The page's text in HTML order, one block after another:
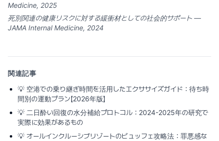
Medicine, 2025
死別関連の健康リスクに対する緩衝材としての社会的サポート —
JAMA Internal Medicine, 2024
関連記事
💡 空港での乗り継ぎ時間を活用したエクササイズガイド：待ち時
間別の運動プラン【2026年版】
💡 二日酔い回復の水分補給プロトコル：2024-2025年の研究で
実際に効果があるもの
💡 オールインクルーシブリゾートのビュッフェ攻略法：罪悪感な